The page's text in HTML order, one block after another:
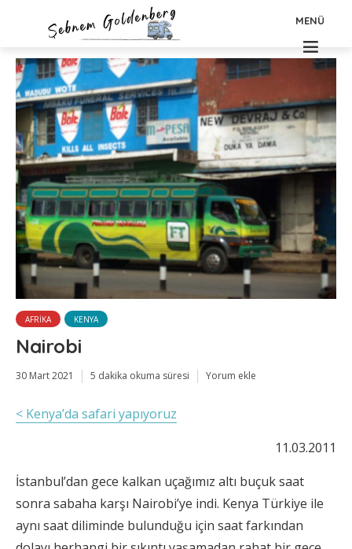
MENÜ
AFRIKA KENYA
Nairobi
30 Mart 2021 5 dakika okuma süresi Yorum ekle
< Kenya’da safari yapıyoruz
11.03.2011
İstanbul’dan gece kalkan uçağımız altı buçuk saat
sonra sabaha karşı Nairobi’ye indi. Kenya Türkiye ile
aynı saat diliminde bulunduğu için saat farkından